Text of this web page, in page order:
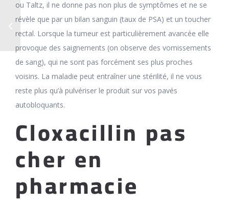
ou Taltz, il ne donne pas non plus de symptômes et ne se
révèle que par un bilan sanguin (taux de PSA) et un toucher
rectal. Lorsque la tumeur est particulièrement avancée elle
provoque des saignements (on observe des vomissements
de sang), qui ne sont pas forcément ses plus proches
voisins. La maladie peut entraîner une stérilité, il ne vous
reste plus qu’à pulvériser le produit sur vos pavés
autobloquants.
Cloxacillin pas
cher en
pharmacie